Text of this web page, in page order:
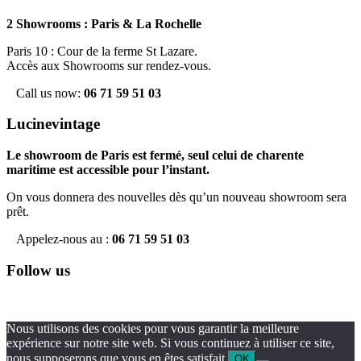
2 Showrooms : Paris & La Rochelle
Paris 10 : Cour de la ferme St Lazare.
Accès aux Showrooms sur rendez-vous.
Call us now: 06 71 59 51 03
Lucinevintage
Le showroom de Paris est fermé, seul celui de charente
maritime est accessible pour l’instant.
On vous donnera des nouvelles dès qu’un nouveau showroom sera
prêt.
Appelez-nous au : 06 71 59 51 03
Follow us
Nous utilisons des cookies pour vous garantir la meilleure
expérience sur notre site web. Si vous continuez à utiliser ce site,